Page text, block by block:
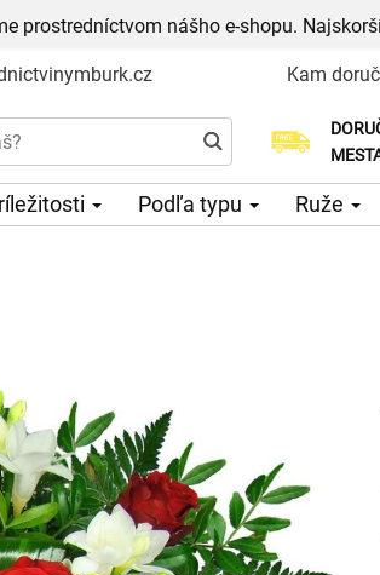
prostredníctvom nášho e-shopu.
Kam
Podľa typu Ruže